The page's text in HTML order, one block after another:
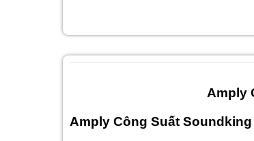
Amply
Amply Công Suất